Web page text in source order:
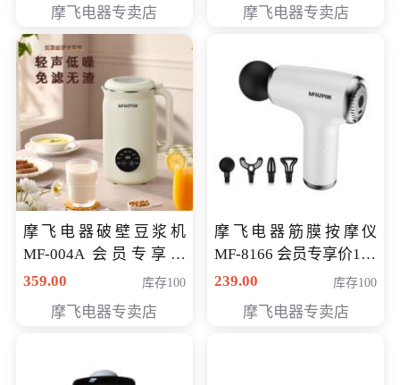
摩飞电器专卖店 摩飞电器专卖店
摩飞电器破壁豆浆机
MF-004A 会员专享价
168元
359.00 库存100
摩飞电器专卖店
摩飞电器筋膜按摩仪
MF-8166 会员专享价168
元
239.00 库存100
摩飞电器专卖店